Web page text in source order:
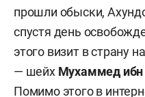
прошли обыски,
спустя день
этого визит в страну
— шейх Мухаммед
Помимо этого в